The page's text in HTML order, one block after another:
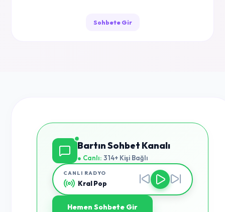
Sohbete Gir
Bartın Sohbet Kanalı
● Canlı: 314+ Kişi Bağlı
CANLI RADYO
Kral Pop
Hemen Sohbete Gir